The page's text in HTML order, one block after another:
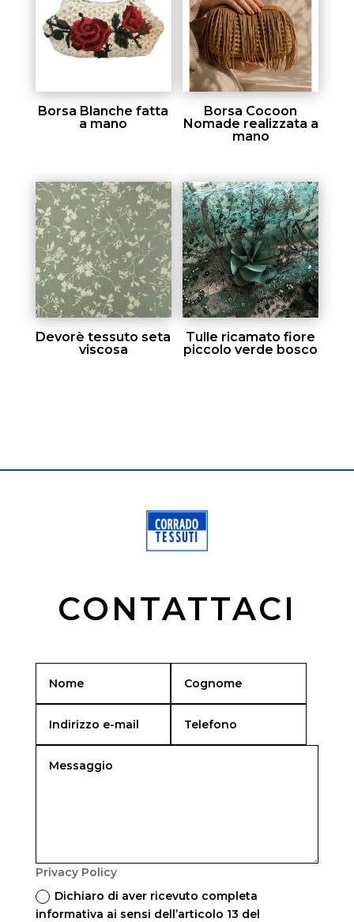
Borsa Blanche fatta
a mano
Borsa Cocoon
Nomade realizzata a
mano
Devorè tessuto seta
viscosa
Tulle ricamato fiore
piccolo verde bosco
CONTATTACI
Privacy Policy
Dichiaro di aver ricevuto completa
informativa ai sensi dell’articolo 13 del